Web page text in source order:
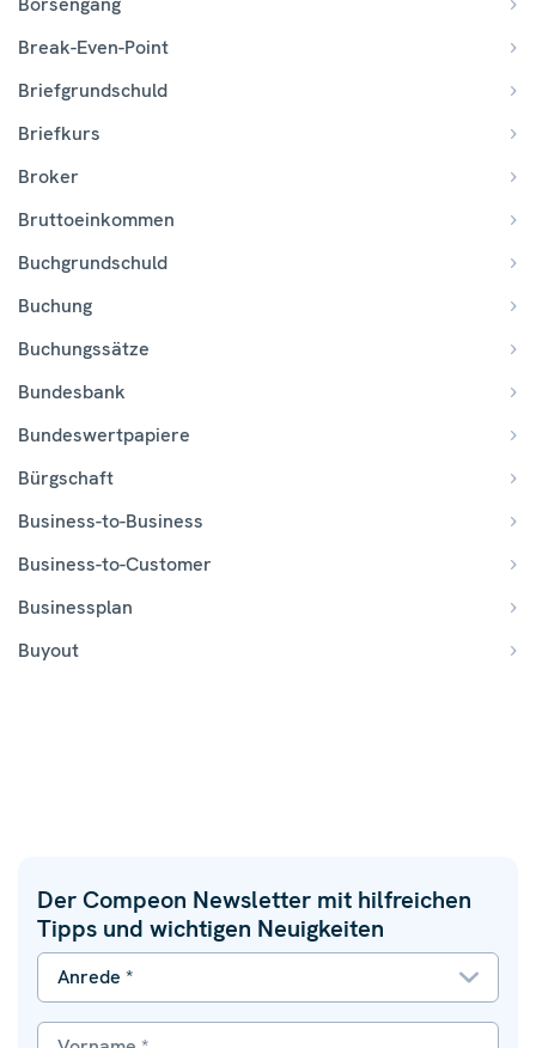
Break-Even-Point
Briefgrundschuld
Briefkurs
Broker
Bruttoeinkommen
Buchgrundschuld
Buchung
Buchungssätze
Bundesbank
Bundeswertpapiere
Bürgschaft
Business-to-Business
Business-to-Customer
Businessplan
Buyout
Der Compeon Newsletter mit hilfreichen
Tipps und wichtigen Neuigkeiten